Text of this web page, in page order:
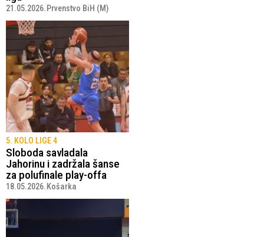
21.05.2026. Prvenstvo BiH (M)
5. KOLO LIGE 4
Sloboda savladala
Jahorinu i zadržala šanse
za polufinale play-offa
18.05.2026. Košarka